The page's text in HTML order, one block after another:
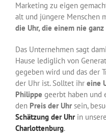
Marketing zu eigen
alt und jüngere Menschen
die Uhr, die einem nie
Das Unternehmen sagt
Hause lediglich von
gegeben wird und das der
der Uhr ist. Solltet ihr eine
Philippe geerbt haben und
den Preis der Uhrsein,
Schätzung der Uhrin
Charlottenburg.